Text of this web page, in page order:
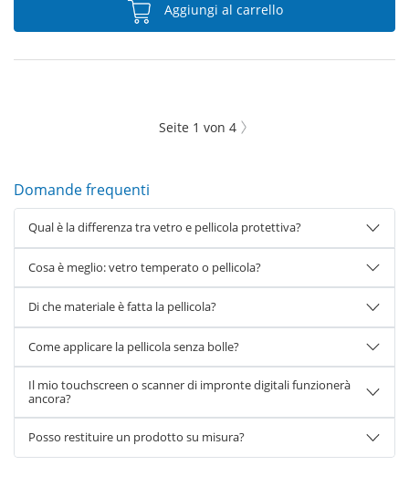
Aggiungi al carrello
Seite 1 von 4
Domande frequenti
Qual è la differenza tra vetro e pellicola protettiva?
Cosa è meglio: vetro temperato o pellicola?
Di che materiale è fatta la pellicola?
Come applicare la pellicola senza bolle?
Il mio touchscreen o scanner di impronte digitali funzionerà
ancora?
Posso restituire un prodotto su misura?